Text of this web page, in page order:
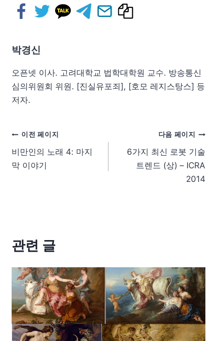
박경신
오픈넷 이사. 고려대학교 법학대학원 교수. 방송통신
심의위원회 위원. [진실유포죄], [호모 레지스탕스] 등
저자.
이전 페이지
비만인의 노래 4: 마지
막 이야기
다음 페이지
6가지 최신 로봇 기술
트렌드 (상) – ICRA
2014
관련 글